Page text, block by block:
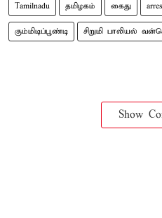
Tamilnadu தமிழகம் கைது
கும்மிடிப்பூண்டி சிறுமி பாலியல்
Show